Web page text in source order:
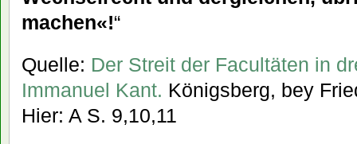
machen«!“
Quelle: Der Streit der Facultäten in
Immanuel Kant. Königsberg, bey
Hier: A S. 9,10,11